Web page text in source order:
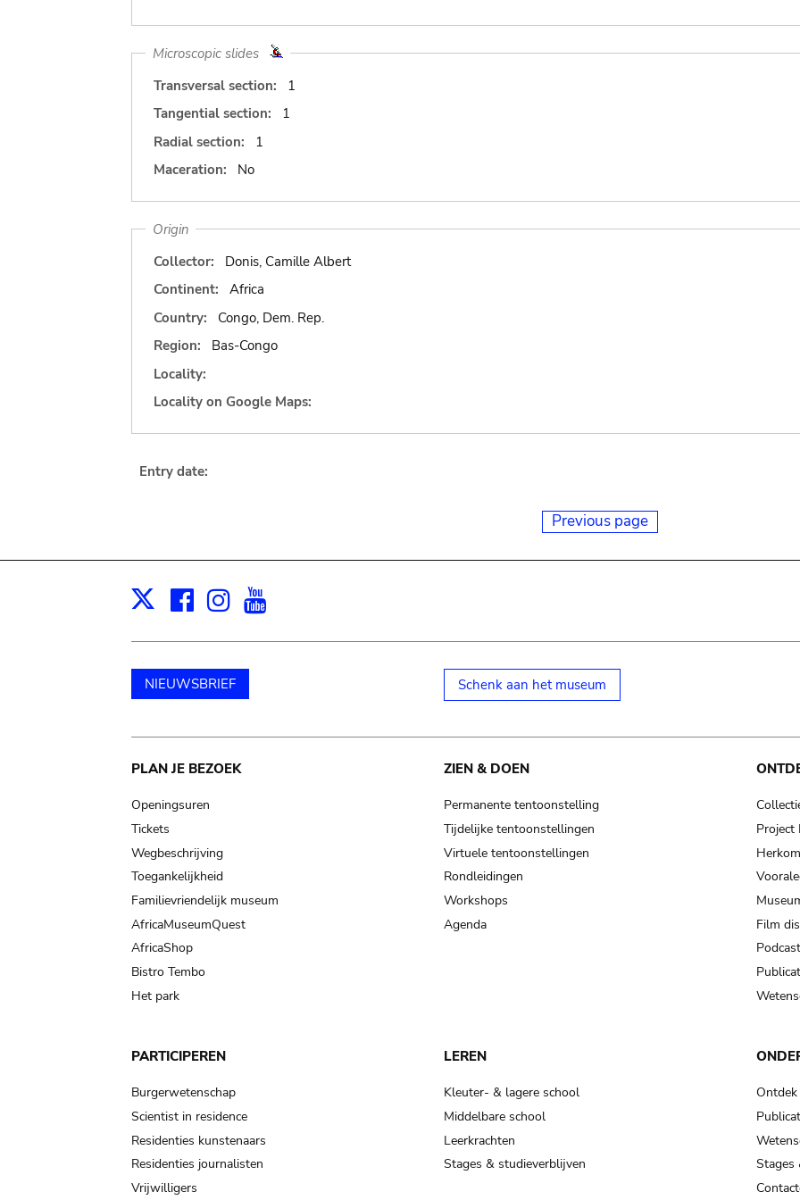
Microscopic slides
Transversal section:
1
Tangential section:
1
Radial section:
1
Maceration:
No
Origin
Collector:
Donis, Camille Albert
Continent:
Africa
Country:
Congo, Dem. Rep.
Region:
Bas-Congo
Locality:
Locality on Google Maps:
Entry date:
Previous page
X Facebook
Instagram
NIEUWSBRIEF Schenk aan het museum
Main
navigation
PLAN JE BEZOEK
Openingsuren
Tickets
Wegbeschrijving
Toegankelijkheid
Familievriendelijk museum
AfricaMuseumQuest
AfricaShop
Bistro Tembo
Het park
ZIEN & DOEN
Permanente tentoonstelling
Tijdelijke tentoonstellingen
Virtuele tentoonstellingen
Rondleidingen
Workshops
Agenda
Project
Film
PARTICIPEREN
Burgerwetenschap
Scientist in residence
Residenties kunstenaars
Residenties journalisten
Vrijwilligers
LEREN
Kleuter- & lagere school
Middelbare school
Leerkrachten
Stages & studieverblijven
Stages